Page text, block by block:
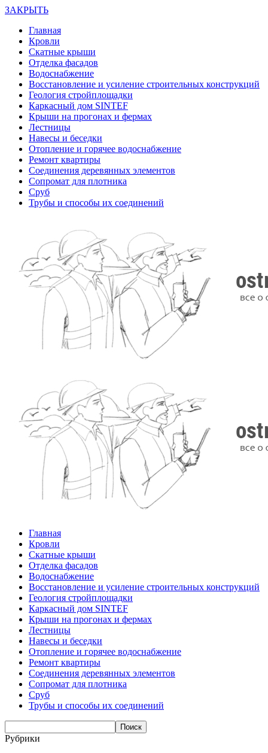
ЗАКРЫТЬ
Главная
Кровли
Скатные крыши
Отделка фасадов
Водоснабжение
Восстановление и усиление строительных конструкций
Геология стройплощадки
Каркасный дом SINTEF
Крыши на прогонах и фермах
Лестницы
Навесы и беседки
Отопление и горячее водоснабжение
Ремонт квартиры
Соединения деревянных элементов
Сопромат для плотника
Сруб
Трубы и способы их соединений
Главная
Кровли
Скатные крыши
Отделка фасадов
Водоснабжение
Восстановление и усиление строительных конструкций
Геология стройплощадки
Каркасный дом SINTEF
Крыши на прогонах и фермах
Лестницы
Навесы и беседки
Отопление и горячее водоснабжение
Ремонт квартиры
Соединения деревянных элементов
Сопромат для плотника
Сруб
Трубы и способы их соединений
Рубрики